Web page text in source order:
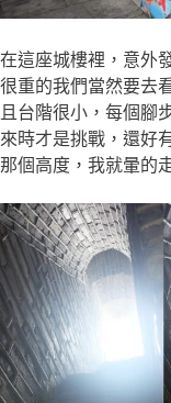
在這座城樓裡，意外
很重的我們當然要去
且台階很小，每個腳
來時才是挑戰，還好
那個高度，我就暈的